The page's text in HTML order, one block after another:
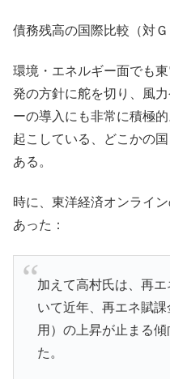
債務残高の国際比較（対
環境・エネルギー面でも
発の方針に舵を切り、風
ーの導入にも非常に積極
起こしている、どこかの
ある。
時に、東洋経済オンライ
あった：
加えて高村氏は、再
いて近年、再エネ賦
用）の上昇が止まる
た。